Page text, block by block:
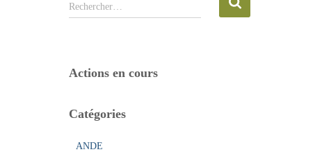
e
r
Rechercher…
Actions en cours
Catégories
ANDE